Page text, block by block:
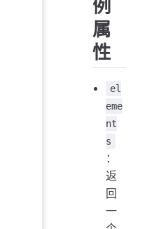
例
属
性
el
eme
nt
s
：
返
回
一